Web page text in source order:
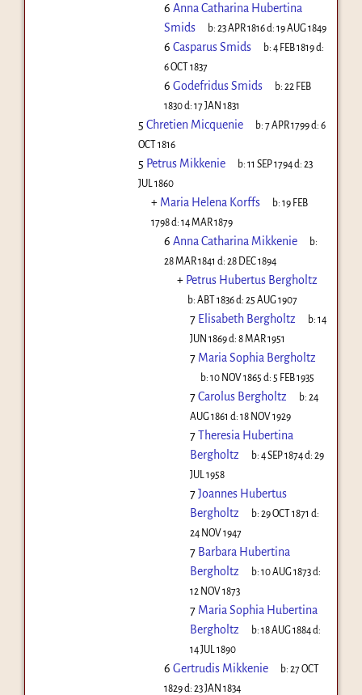
6 Anna Catharina Hubertina
Smids
b:23 APR 1816d:19 AUG 1849
6 Casparus Smids b:4 FEB 1819d:
6 OCT 1837
6 Godefridus Smids b:22 FEB
1830d: 17 JAN 1831
5 Chretien Micquenie b:7 APR 1799d:6
OCT 1816
5 Petrus Mikkenie b:11 SEP 1794d:23
JUL 1860
+ Maria Helena Korffs b:19 FEB
1798d: 14 MAR 1879
6 Anna Catharina Mikkenie
b:
28 MAR 1841 d: 28 DEC 1894
+ Petrus Hubertus Bergholtz
b:ABT 1836d:25 AUG 1907
7 Elisabeth Bergholtz b:14
JUN 1869d: 8 MAR 1951
7 Maria Sophia Bergholtz
b:10 NOV 1865 d: 5 FEB 1935
7Carolus Bergholtz b:24
AUG 1861 d: 18 NOV 1929
7Theresia Hubertina
Bergholtz
b:4 SEP 1874d:29
JUL 1958
7Joannes Hubertus
Bergholtz
b:29 OCT 1871 d:
24 NOV 1947
7 Barbara Hubertina
Bergholtz
b:10 AUG 1873d:
12 NOV 1873
7 Maria Sophia Hubertina
Bergholtz
b:18 AUG 1884d:
14 JUL 1890
6 Gertrudis Mikkenie b:27 OCT
1829d: 23 JAN 1834